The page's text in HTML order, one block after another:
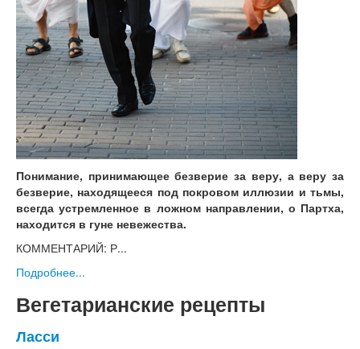
Понимание, принимающее безверие за веру, а веру за
безверие, находящееся под покровом иллюзии и тьмы,
всегда устремленное в ложном направлении, о Партха,
находится в гуне невежества.
КОММЕНТАРИЙ: Р...
Подробнее...
Вегетарианские рецепты
Ласси